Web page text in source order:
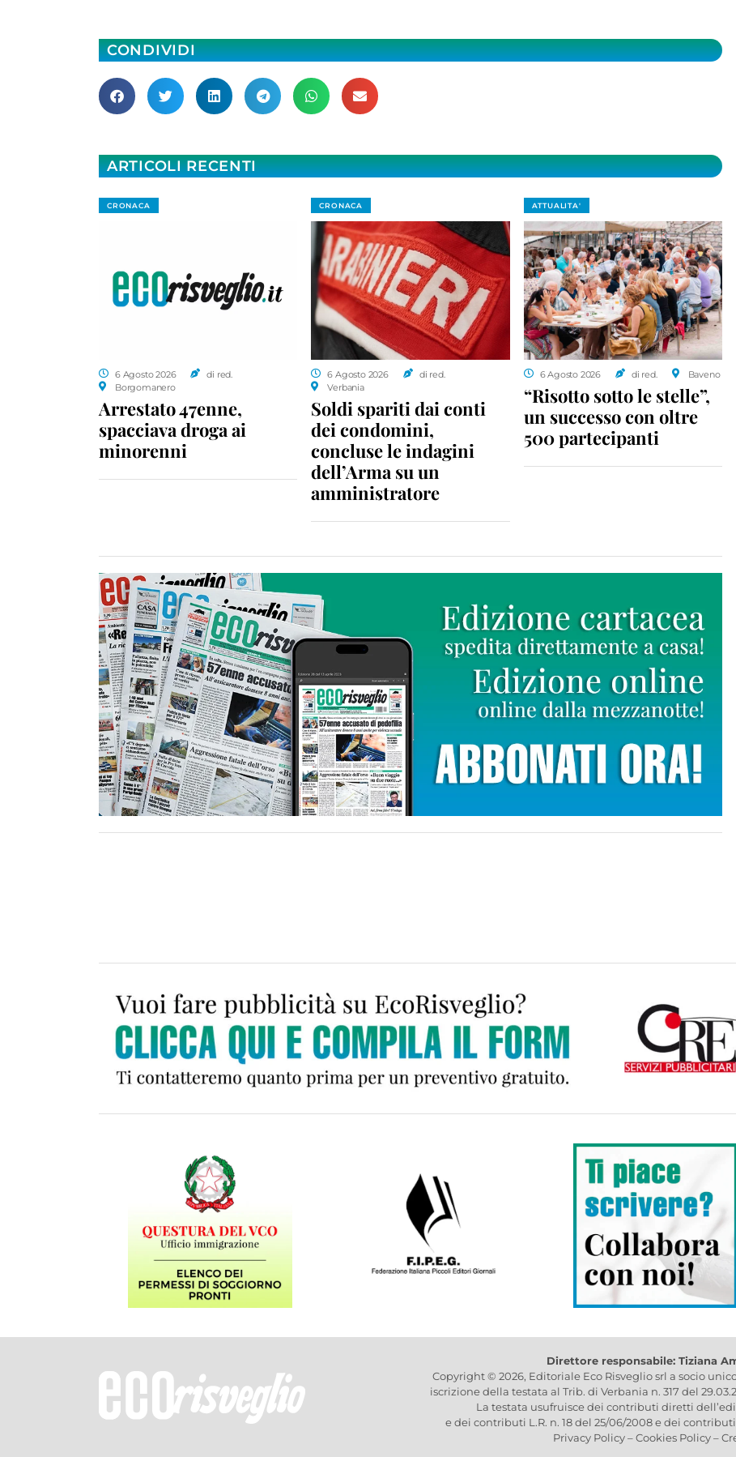
CONDIVIDI
ARTICOLI RECENTI
CRONACA
6 Agosto 2026
di red.
Borgomanero
Arrestato 47enne,
spacciava droga ai
minorenni
CRONACA
6 Agosto 2026
di red.
Verbania
Soldi spariti dai conti
dei condomini,
concluse le indagini
dell’Arma su un
amministratore
ATTUALITA'
6 Agosto 2026 di red. Baveno
“Risotto sotto le stelle”,
un successo con oltre
500 partecipanti
Direttore responsabile: Tiziana
Copyright © 2026, Editoriale Eco Risveglio srl a socio
iscrizione della testata al Trib. di Verbania n. 317 del
La testata usufruisce dei contributi diretti
e dei contributi L.R. n. 18 del 25/06/2008 e dei contributi
Privacy Policy–Cookies Policy–